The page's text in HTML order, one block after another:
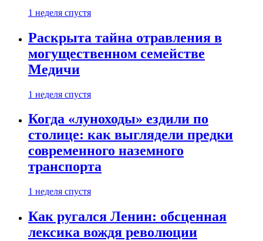
1 неделя спустя
Раскрыта тайна отравления в
могущественном семействе
Медичи
1 неделя спустя
Когда «луноходы» ездили по
столице: как выглядели предки
современного наземного
транспорта
1 неделя спустя
Как ругался Ленин: обсценная
лексика вождя революции